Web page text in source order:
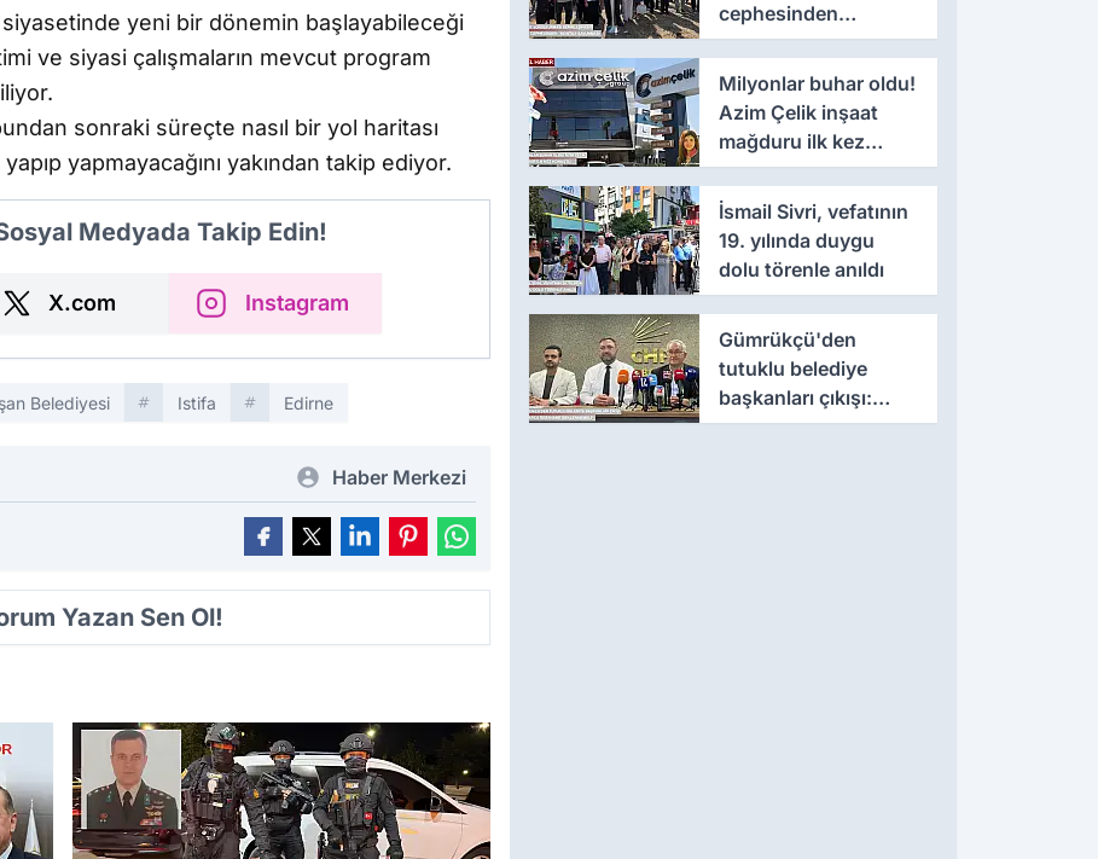
siyasetinde yeni bir dönemin başlayabileceği
ve siyasi çalışmaların mevcut program
sonraki süreçte nasıl bir yol haritası
yapmayacağını yakından takip ediyor.
Medyada Takip Edin!
X.com Instagram
Belediyesi Istifa Edirne
Haber Merkezi
Yazan Sen Ol!
cephesinden
'montaj' savunması
Milyonlar buhar oldu!
Azim Çelik inşaat
mağduru ilk kez
konuştu
İsmail Sivri, vefatının
19. yılında duygu
dolu törenle anıldı
Gümrükçü'den
tutuklu belediye
başkanları çıkışı:
'Yıllarca iddianame